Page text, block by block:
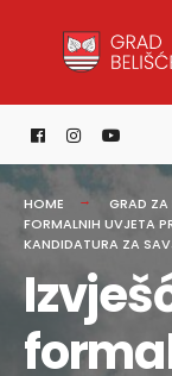
content
HOME GRAD ZA
FORMALNIH UVJETA
KANDIDATURA ZA
for: